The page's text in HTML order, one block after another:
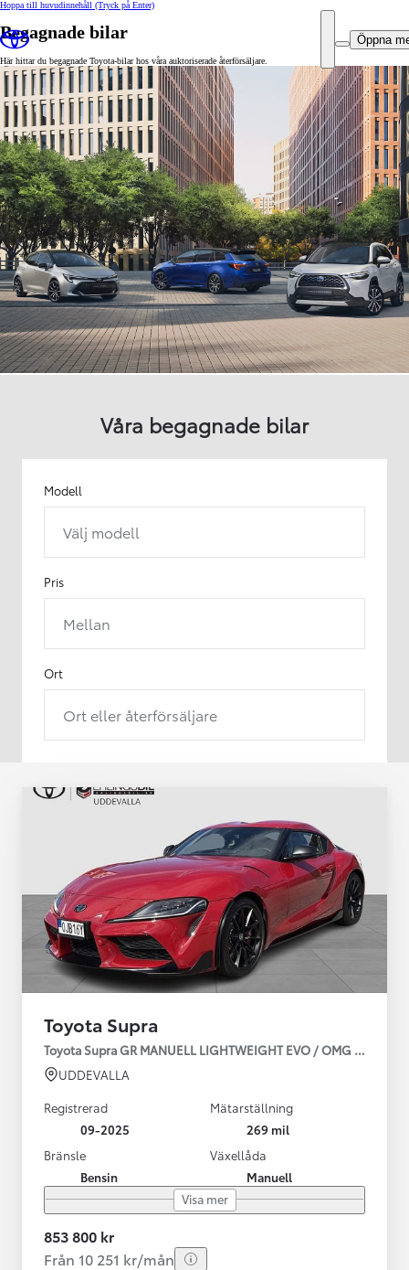
Hoppa till huvudinnehåll (Tryck på Enter)
Öppna
Begagnade bilar
Här hittar du begagnade Toyota-bilar hos våra auktoriserade återförsäljare.
Våra begagnade bilar
Modell
Välj modell
Pris
Mellan
Ort
Ort eller återförsäljare
Toyota Supra
Toyota Supra GR MANUELL LIGHTWEIGHT EVO / OMG LEV!
UDDEVALLA
Registrerad
09-2025
Mätarställning
269 mil
Bränsle
Bensin
Växellåda
Manuell
Visa mer
853 800 kr
Från 10 251 kr/mån